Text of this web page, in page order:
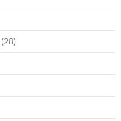
(28)